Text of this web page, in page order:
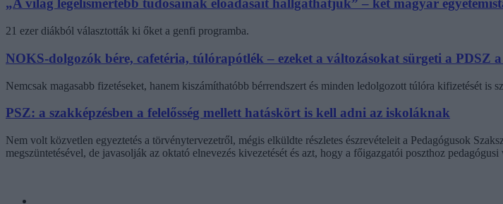
„A világ legelismertebb tudósainak előadásait hallgathatjuk” – két magyar
21 ezer diákból választották ki őket a genfi programba.
NOKS-dolgozók bére, cafetéria, túlórapótlék – ezeket a változásokat sürgeti a PDSZ a
Nemcsak magasabb fizetéseket, hanem kiszámíthatóbb bérrendszert és minden ledolgozott túlóra kifizetését is
PSZ: a szakképzésben a felelősség mellett hatáskört is kell adni az iskoláknak
Nem volt közvetlen egyeztetés a törvénytervezetről, mégis elküldte részletes észrevételeit a Pedagógusok
megszüntetésével, de javasolják az oktató elnevezés kivezetését és azt, hogy a főigazgatói poszthoz pedagógusi